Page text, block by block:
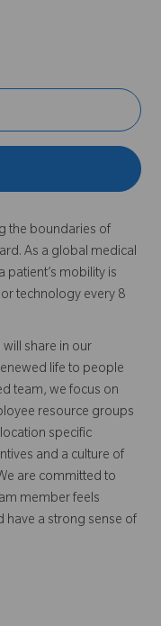
the boundaries of
As a global medical
patient’s mobility is
technology every 8
share in our
life to people
team, we focus on
resource groups
specific
and a culture of
are committed to
member feels
have a strong sense of